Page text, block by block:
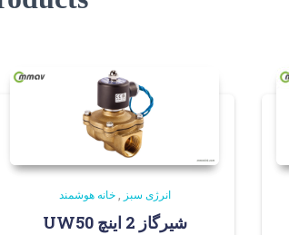
انرژی سبز ,خانه هوشمند
شیرگاز 2 اینچ UW50